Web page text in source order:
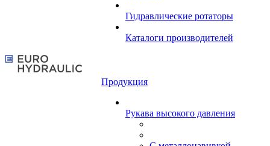
Гидравлические ротаторы
Каталоги производителей
Продукция
Рукава высокого давления